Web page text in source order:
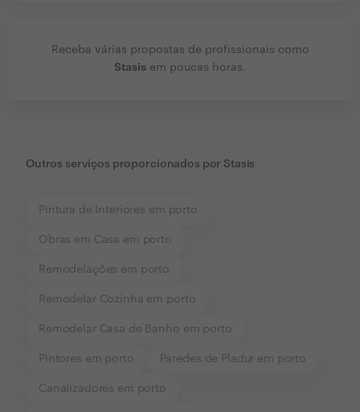
Receba várias propostas de profissionais como
Stasis em poucas horas.
Outros serviços proporcionados por Stasis
Pintura de Interiores em porto
Obras em Casa em porto
Remodelações em porto
Remodelar Cozinha em porto
Remodelar Casa de Banho em porto
Pintores em porto Paredes de Pladur em porto
Canalizadores em porto